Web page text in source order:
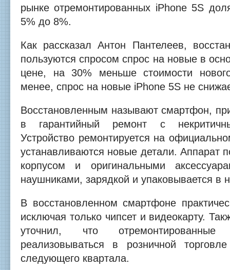
рынке отремонтированных iPhone 5S
5% до 8%.
Как рассказал Антон Пантелеев,
пользуются спросом спрос на новые в
цене, на 30% меньше стоимости
менее, спрос на новые iPhone 5S не
Восстановленным называют смартфон,
в гарантийный ремонт с
Устройство ремонтируется на
устанавливаются новые детали. Аппарат
корпусом и оригинальными
наушниками, зарядкой и упаковывается в
В восстановленном смартфоне
исключая только чипсет и видеокарту.
уточнил, что
реализовываться в розничной
следующего квартала.